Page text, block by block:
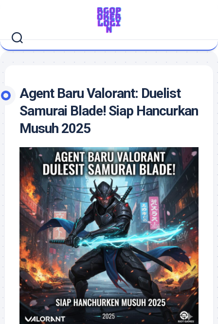
Agent Baru Valorant: Duelist
Samurai Blade! Siap Hancurkan
Musuh 2025